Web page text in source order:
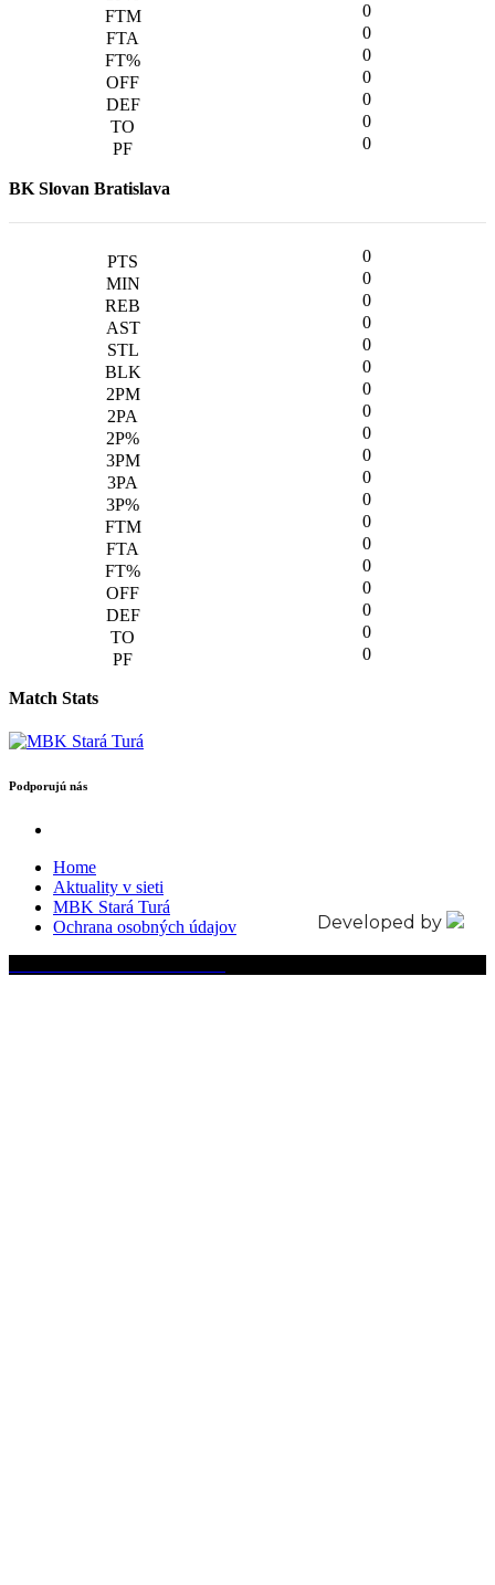
0
0
0
0
0
0
0
BK Slovan Bratislava
0
0
0
0
0
0
0
0
0
0
0
0
0
0
0
0
0
0
0
Match Stats
Podporujú nás
Home
Aktuality v sieti
MBK Stará Turá
Ochrana osobných údajov
Developed by